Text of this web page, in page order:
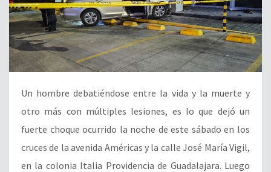
Un hombre debatiéndose entre la vida y la muerte y
otro más con múltiples lesiones, es lo que dejó un
fuerte choque ocurrido la noche de este sábado en los
cruces de la avenida Américas y la calle José María Vigil,
en la colonia Italia Providencia de Guadalajara. Luego